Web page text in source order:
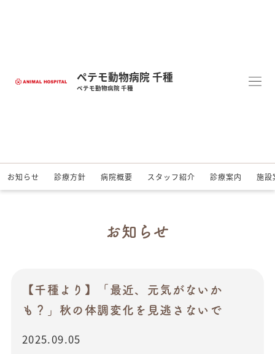
ペテモ動物病院 千種
ペテモ動物病院 千種
お知らせ 診療方針 病院概要 スタッフ紹介 診療案内 施設
お知らせ
【千種より】「最近、元気がないか
も？」秋の体調変化を見逃さないで
2025.09.05